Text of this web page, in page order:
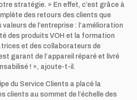
stratégie. » En effet, c’est grâce à
des retours des clients que
de l’entreprise : l’amélioration
des produits VOH et la formation
et des collaborateurs de
garant de l’appareil réparé et livré
! », ajoute-t-il.
du Service Clients a placé la
clients au sommet de l’échelle des